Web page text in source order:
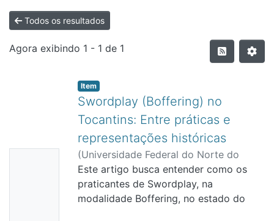
Todos os resultados
Agora exibindo 1 - 1 de 1
Item
Swordplay (Boffering) no
Tocantins: Entre práticas e
representações históricas
(Universidade Federal do Norte do
Tocantins,2023) ARAÚJO, Amanda
Rodrigues de
Este artigo busca entender como os
praticantes de Swordplay, na
modalidade Boffering, no estado do